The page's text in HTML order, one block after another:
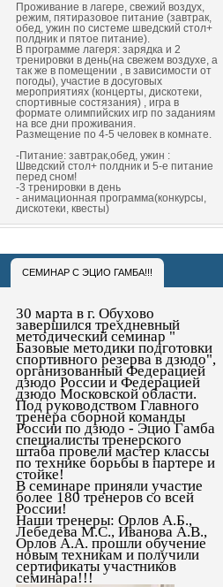
Проживание в лагере, свежий воздух,
режим, пятиразовое питание (завтрак,
обед, ужин по системе шведский стол+
полдник и пятое питание).
В программе лагеря: зарядка и 2
тренировки в день(на свежем воздухе, а
так же в помещении , в зависимости от
погоды), участие в досуговых
мероприятиях (концерты, дискотеки,
спортивные состязания) , игра в
формате олимпийских игр по заданиям
на все дни проживания.
Размещение по 4-5 человек в комнате.
-Питание: завтрак,обед, ужин :
Шведский стол+ полдник и 5-е питание
перед сном!
-3 тренировки в день
- анимационная программа(конкурсы,
дискотеки, квесты)
СЕМИНАР С ЭЦИО ГАМБА!!!
30 марта в г. Обухово
завершился трехдневный
методический семинар "
Базовые методики подготовки
спортивного резерва в дзюдо",
организованный Федерацией
дзюдо России и Федерацией
дзюдо Московской области.
Под руководством Главного
тренера сборной команды
России по дзюдо - Эцио Гамба
специалисты тренерского
штаба провели мастер классы
по технике борьбы в партере и
стойке!
В семинаре приняли участие
более 180 тренеров со всей
России!
Наши тренеры: Орлов А.Б.,
Лебедева М.С., Иванова А.В.,
Орлов А.А. прошли обучение
новым техникам и получили
сертификаты участников
семинара!!!